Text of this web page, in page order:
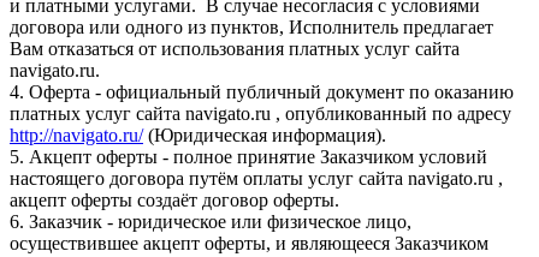
и платными услугами. В случае несогласия с условиями
договора или одного из пунктов, Исполнитель предлагает
Вам отказаться от использования платных услуг сайта
navigato.ru.
4. Оферта - официальный публичный документ по оказанию
платных услуг сайта navigato.ru , опубликованный по адресу
http://navigato.ru/(Юридическая информация).
5. Акцепт оферты - полное принятие Заказчиком условий
настоящего договора путём оплаты услуг сайта navigato.ru ,
акцепт оферты создаёт договор оферты.
6. Заказчик - юридическое или физическое лицо,
осуществившее акцепт оферты, и являющееся Заказчиком